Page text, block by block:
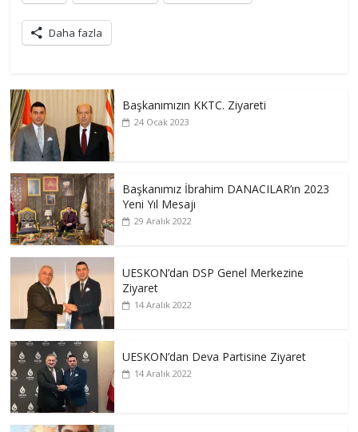
Daha fazla
Başkanımızın KKTC. Ziyareti
24 Ocak 2023
Başkanımız İbrahim DANACILAR’ın 2023
Yeni Yıl Mesajı
29 Aralık 2022
UESKON’dan DSP Genel Merkezine
Ziyaret
14 Aralık 2022
UESKON’dan Deva Partisine Ziyaret
14 Aralık 2022